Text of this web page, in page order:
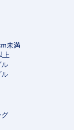
未満
上
ル
ル
グ